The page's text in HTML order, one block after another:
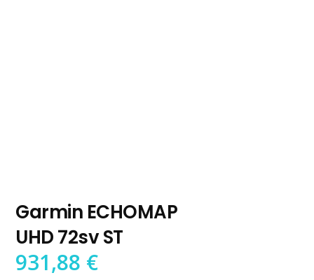
Garmin ECHOMAP
UHD 72sv ST
931,88 €